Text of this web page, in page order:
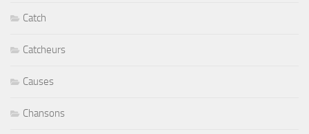
Catch
Catcheurs
Causes
Chansons